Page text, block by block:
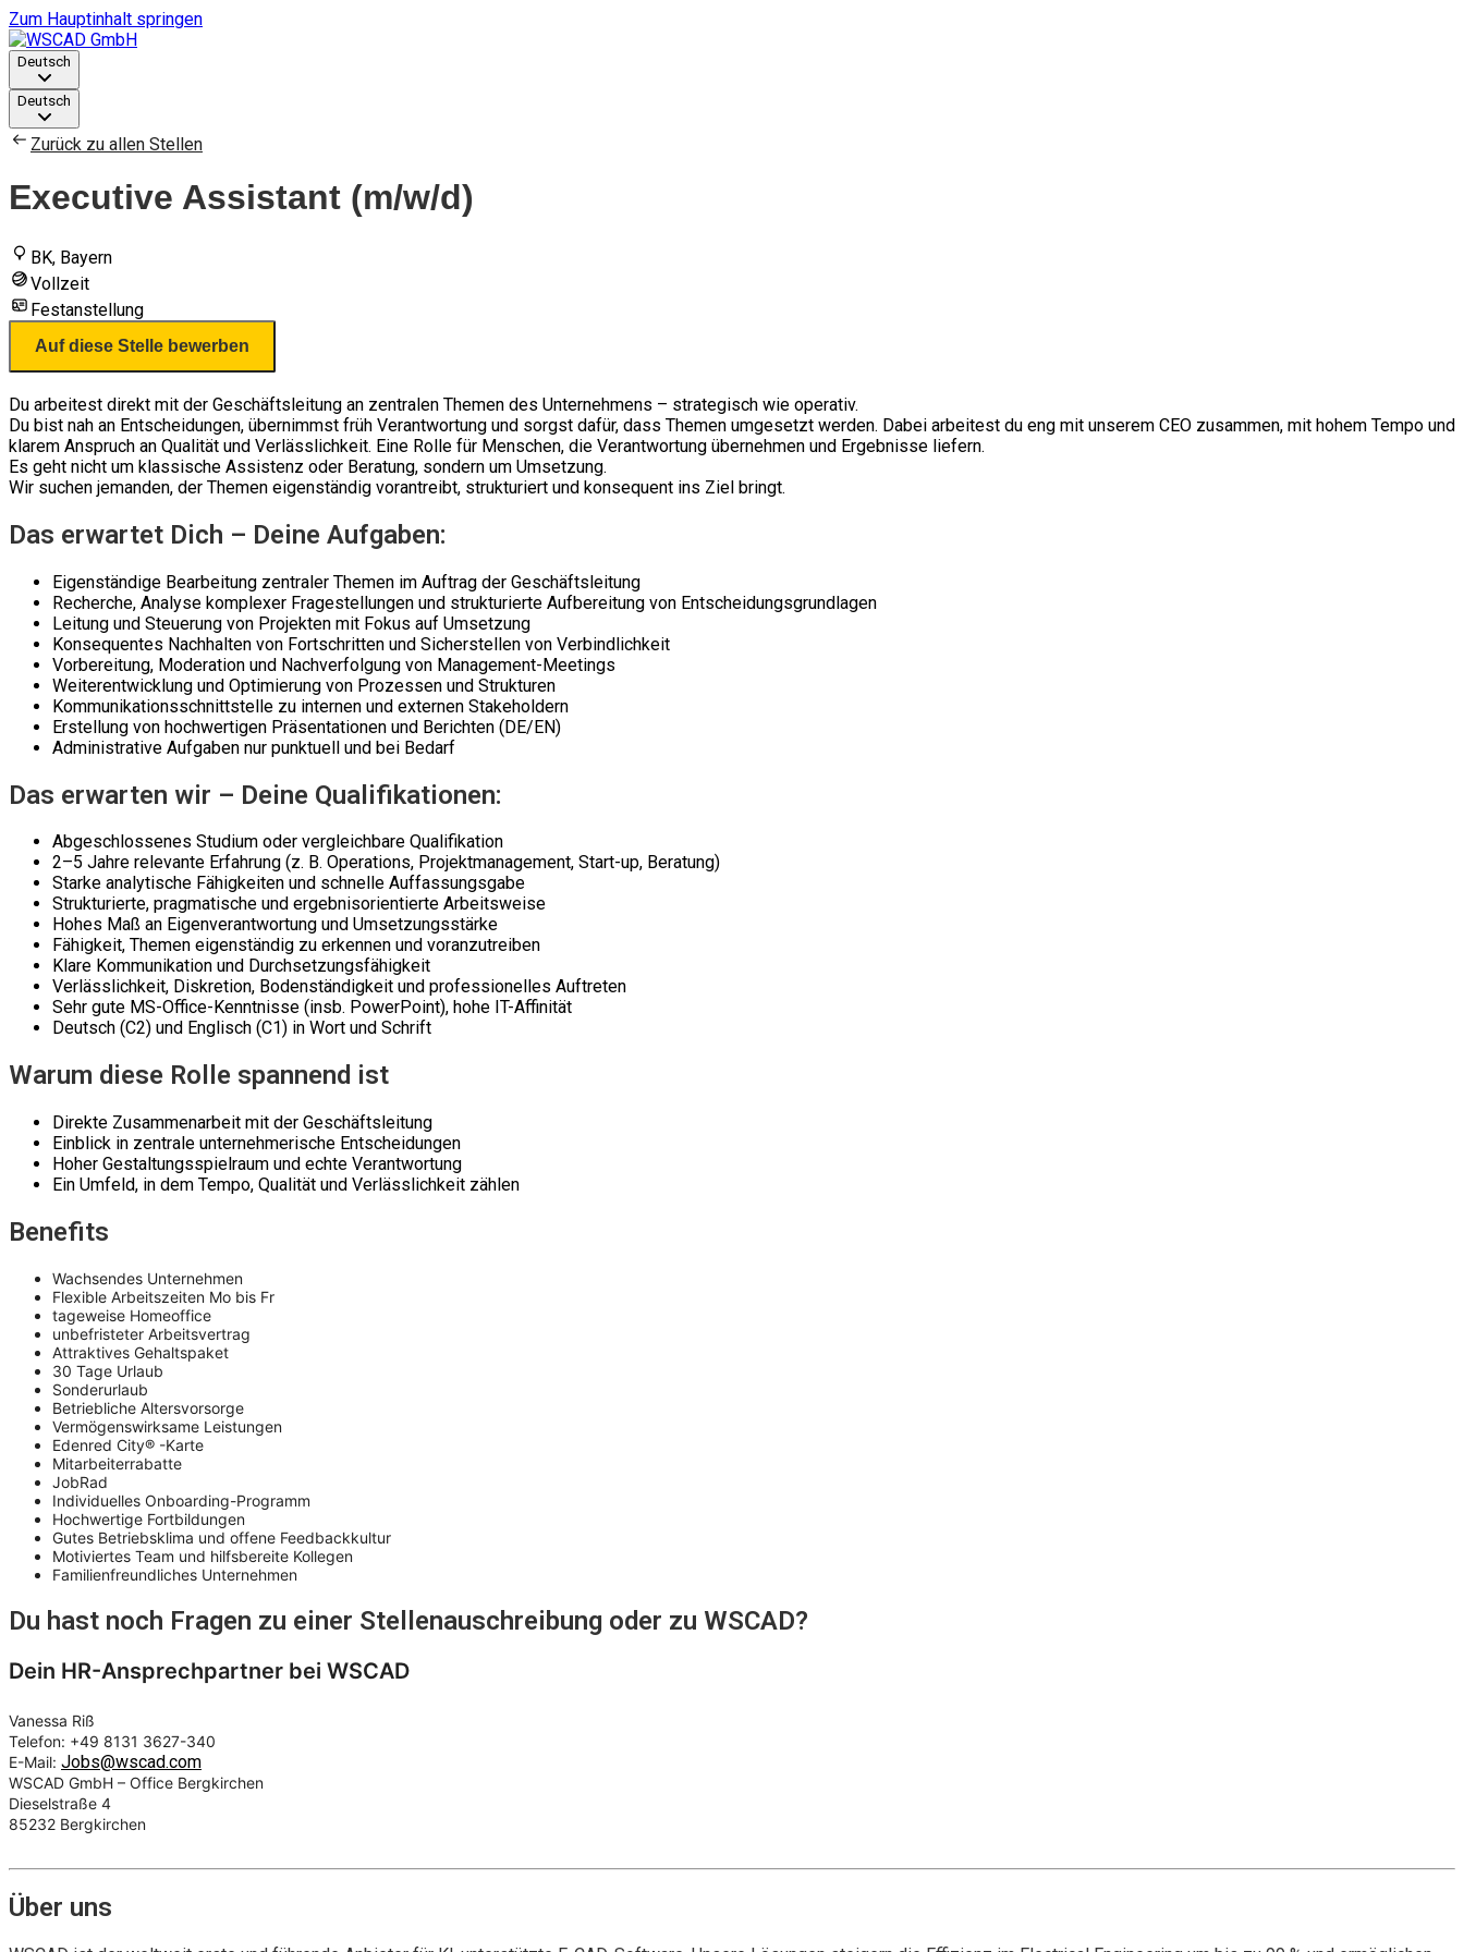
Zum Hauptinhalt springen
Deutsch
Deutsch
Zurück zu allen Stellen
Executive Assistant (m/w/d)
BK, Bayern
Vollzeit
Festanstellung
Auf diese Stelle bewerben
Du arbeitest direkt mit der Geschäftsleitung an zentralen Themen des Unternehmens – strategisch wie operativ.
Du bist nah an Entscheidungen, übernimmst früh Verantwortung und sorgst dafür, dass Themen umgesetzt werden. Dabei arbeitest du eng mit unserem CEO zusammen, mit hohem Tempo und
klarem Anspruch an Qualität und Verlässlichkeit. Eine Rolle für Menschen, die Verantwortung übernehmen und Ergebnisse liefern.
Es geht nicht um klassische Assistenz oder Beratung, sondern um Umsetzung.
Wir suchen jemanden, der Themen eigenständig vorantreibt, strukturiert und konsequent ins Ziel bringt.
Das erwartet Dich – Deine Aufgaben:
Eigenständige Bearbeitung zentraler Themen im Auftrag der Geschäftsleitung
Recherche, Analyse komplexer Fragestellungen und strukturierte Aufbereitung von Entscheidungsgrundlagen
Leitung und Steuerung von Projekten mit Fokus auf Umsetzung
Konsequentes Nachhalten von Fortschritten und Sicherstellen von Verbindlichkeit
Vorbereitung, Moderation und Nachverfolgung von Management-Meetings
Weiterentwicklung und Optimierung von Prozessen und Strukturen
Kommunikationsschnittstelle zu internen und externen Stakeholdern
Erstellung von hochwertigen Präsentationen und Berichten (DE/EN)
Administrative Aufgaben nur punktuell und bei Bedarf
Das erwarten wir – Deine Qualifikationen:
Abgeschlossenes Studium oder vergleichbare Qualifikation
2–5 Jahre relevante Erfahrung (z. B. Operations, Projektmanagement, Start-up, Beratung)
Starke analytische Fähigkeiten und schnelle Auffassungsgabe
Strukturierte, pragmatische und ergebnisorientierte Arbeitsweise
Hohes Maß an Eigenverantwortung und Umsetzungsstärke
Fähigkeit, Themen eigenständig zu erkennen und voranzutreiben
Klare Kommunikation und Durchsetzungsfähigkeit
Verlässlichkeit, Diskretion, Bodenständigkeit und professionelles Auftreten
Sehr gute MS-Office-Kenntnisse (insb. PowerPoint), hohe IT-Affinität
Deutsch (C2) und Englisch (C1) in Wort und Schrift
Warum diese Rolle spannend ist
Direkte Zusammenarbeit mit der Geschäftsleitung
Einblick in zentrale unternehmerische Entscheidungen
Hoher Gestaltungsspielraum und echte Verantwortung
Ein Umfeld, in dem Tempo, Qualität und Verlässlichkeit zählen
Benefits
Wachsendes Unternehmen
Flexible Arbeitszeiten Mo bis Fr
tageweise Homeoffice
unbefristeter Arbeitsvertrag
Attraktives Gehaltspaket
30 Tage Urlaub
Sonderurlaub
Betriebliche Altersvorsorge
Vermögenswirksame Leistungen
Edenred City® -Karte
Mitarbeiterrabatte
JobRad
Individuelles Onboarding-Programm
Hochwertige Fortbildungen
Gutes Betriebsklima und offene Feedbackkultur
Motiviertes Team und hilfsbereite Kollegen
Familienfreundliches Unternehmen
Du hast noch Fragen zu einer Stellenauschreibung oder zu WSCAD?
Dein HR-Ansprechpartner bei WSCAD
Vanessa Riß
Telefon: +49 8131 3627-340
E-Mail: Jobs@wscad.com
WSCAD GmbH – Office Bergkirchen
Dieselstraße 4
85232 Bergkirchen
Über uns